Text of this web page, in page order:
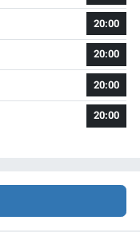
20:00
20:00
20:00
20:00